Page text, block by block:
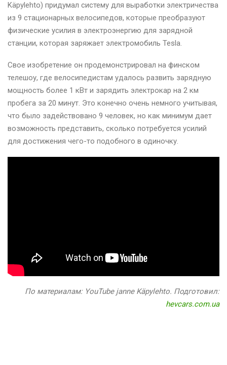
Käpylehto) придумал систему для выработки электричества
из 9 стационарных велосипедов, которые преобразуют
физические усилия в электроэнергию для зарядной
станции, которая заряжает электромобиль Tesla.
Свое изобретение он продемонстрировал на финском
телешоу, где велосипедистам удалось развить зарядную
мощность более 1 кВт и зарядить электрокар на 2 км
пробега за 20 минут. Это конечно очень немного учитывая,
что было задействовано 9 человек, но как минимум дает
возможность представить, сколько потребуется усилий
для достижения чего-то подобного в одиночку.
По материалам: YouTube janne Käpylehto. Подготовил:
hevcars.com.ua